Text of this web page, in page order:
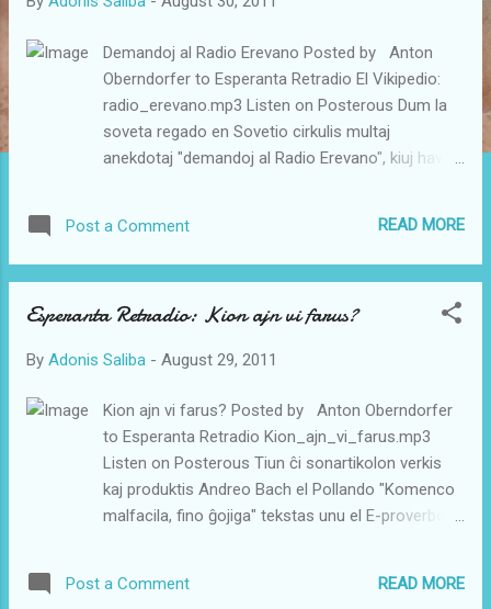
Demandoj al Radio Erevano Posted by Anton
Oberndorfer to Esperanta Retradio El Vikipedio:
radio_erevano.mp3 Listen on Posterous Dum la
soveta regado en Sovetio cirkulis multaj
anekdotaj "demandoj al Radio Erevano", kiuj havis
koncernis multajn kampojn de la ĉiutaga vivo,
eksterlande oni atentis precipe politikajn ŝercojn,
La sovetia revuo Sputnik ("kunulo" kaj, de tiu
aperis ankaŭ en la lingvoj angla, ĉeĥa, franca,
eksterlandon, eble eĉ estis ilo por popularigi la
revuon tie. Enhavo de "Sputnik" estis tre
liberpensa, pro tio ĝia distribuo estis ĉesigita en
GDR en 1988. (La sekvaj ekzemploj ne plenumas
la principon de "neŭtrala...
Post a Comment READ MORE
Esperanta Retradio: Kion ajn vi farus?
By Adonis Saliba - August 29, 2011
Kion ajn vi farus? Posted by Anton Oberndorfer
to Esperanta Retradio Kion_ajn_vi_farus.mp3
Listen on Posterous Tiun ĉi sonartikolon verkis
kaj produktis Andreo Bach el Pollando "Komenco
malfacila, fino ĝojiga" tekstas unu el E-proverboj.
lerte, sed post kelkaj fojoj vi rimarkos, ke via
Post a Comment READ MORE